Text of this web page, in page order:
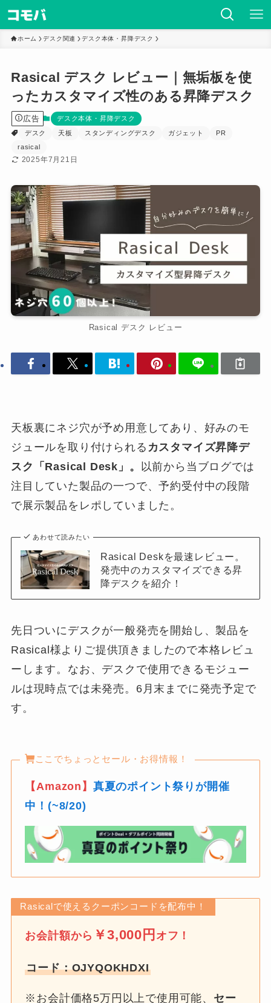
ホーム デスク関連 デスク本体・昇降デスク
Rasical デスク レビュー｜無垢板を使
ったカスタマイズ性のある昇降デスク
広告
デスク本体・昇降デスク
デスク
天板 スタンディングデスク ガジェット
PR
rasical
2025年7月21日
Rasical デスク レビュー
天板裏にネジ穴が予め用意してあり、好みのモ
ジュールを取り付けられる カスタマイズ昇降デ
スク「Rasical Desk」。
以前から当ブログでは
注目していた製品の一つで、予約受付中の段階
で展示製品をレポしていました。
あわせて読みたい
Rasical Deskを最速レビュー。
発売中のカスタマイズできる昇
降デスクを紹介！
先日ついにデスクが一般発売を開始し、製品を
Rasical様よりご提供頂きましたので本格レビュ
ーします。なお、デスクで使用できるモジュー
ルは現時点では未発売。6月末までに発売予定で
す。
ここでちょっとセール・お得情報！
【Amazon】 真夏のポイント祭りが開催
中！(~8/20)
Rasicalで使えるクーポンコードを配布中！
お会計額から ￥3,000円 オフ！
コード：OJYQOKHDXI
※お会計価格5万円以上で使用可能、 セー